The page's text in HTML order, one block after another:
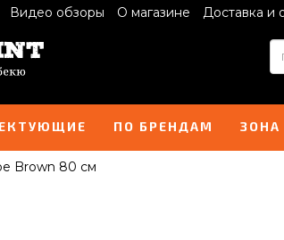
Видео обзоры О магазине Доставка и
ПО БРЕНДАМ ЗОНА
Brown 80 см